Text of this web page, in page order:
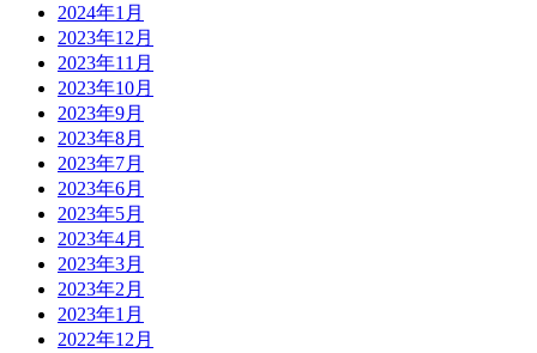
2024年1月
2023年12月
2023年11月
2023年10月
2023年9月
2023年8月
2023年7月
2023年6月
2023年5月
2023年4月
2023年3月
2023年2月
2023年1月
2022年12月